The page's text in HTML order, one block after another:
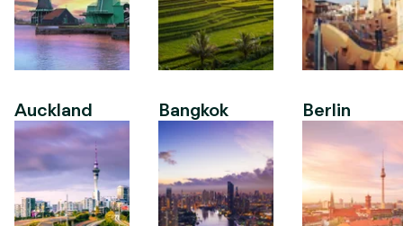
Auckland Bangkok Berlin